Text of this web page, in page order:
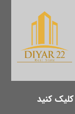
کنید